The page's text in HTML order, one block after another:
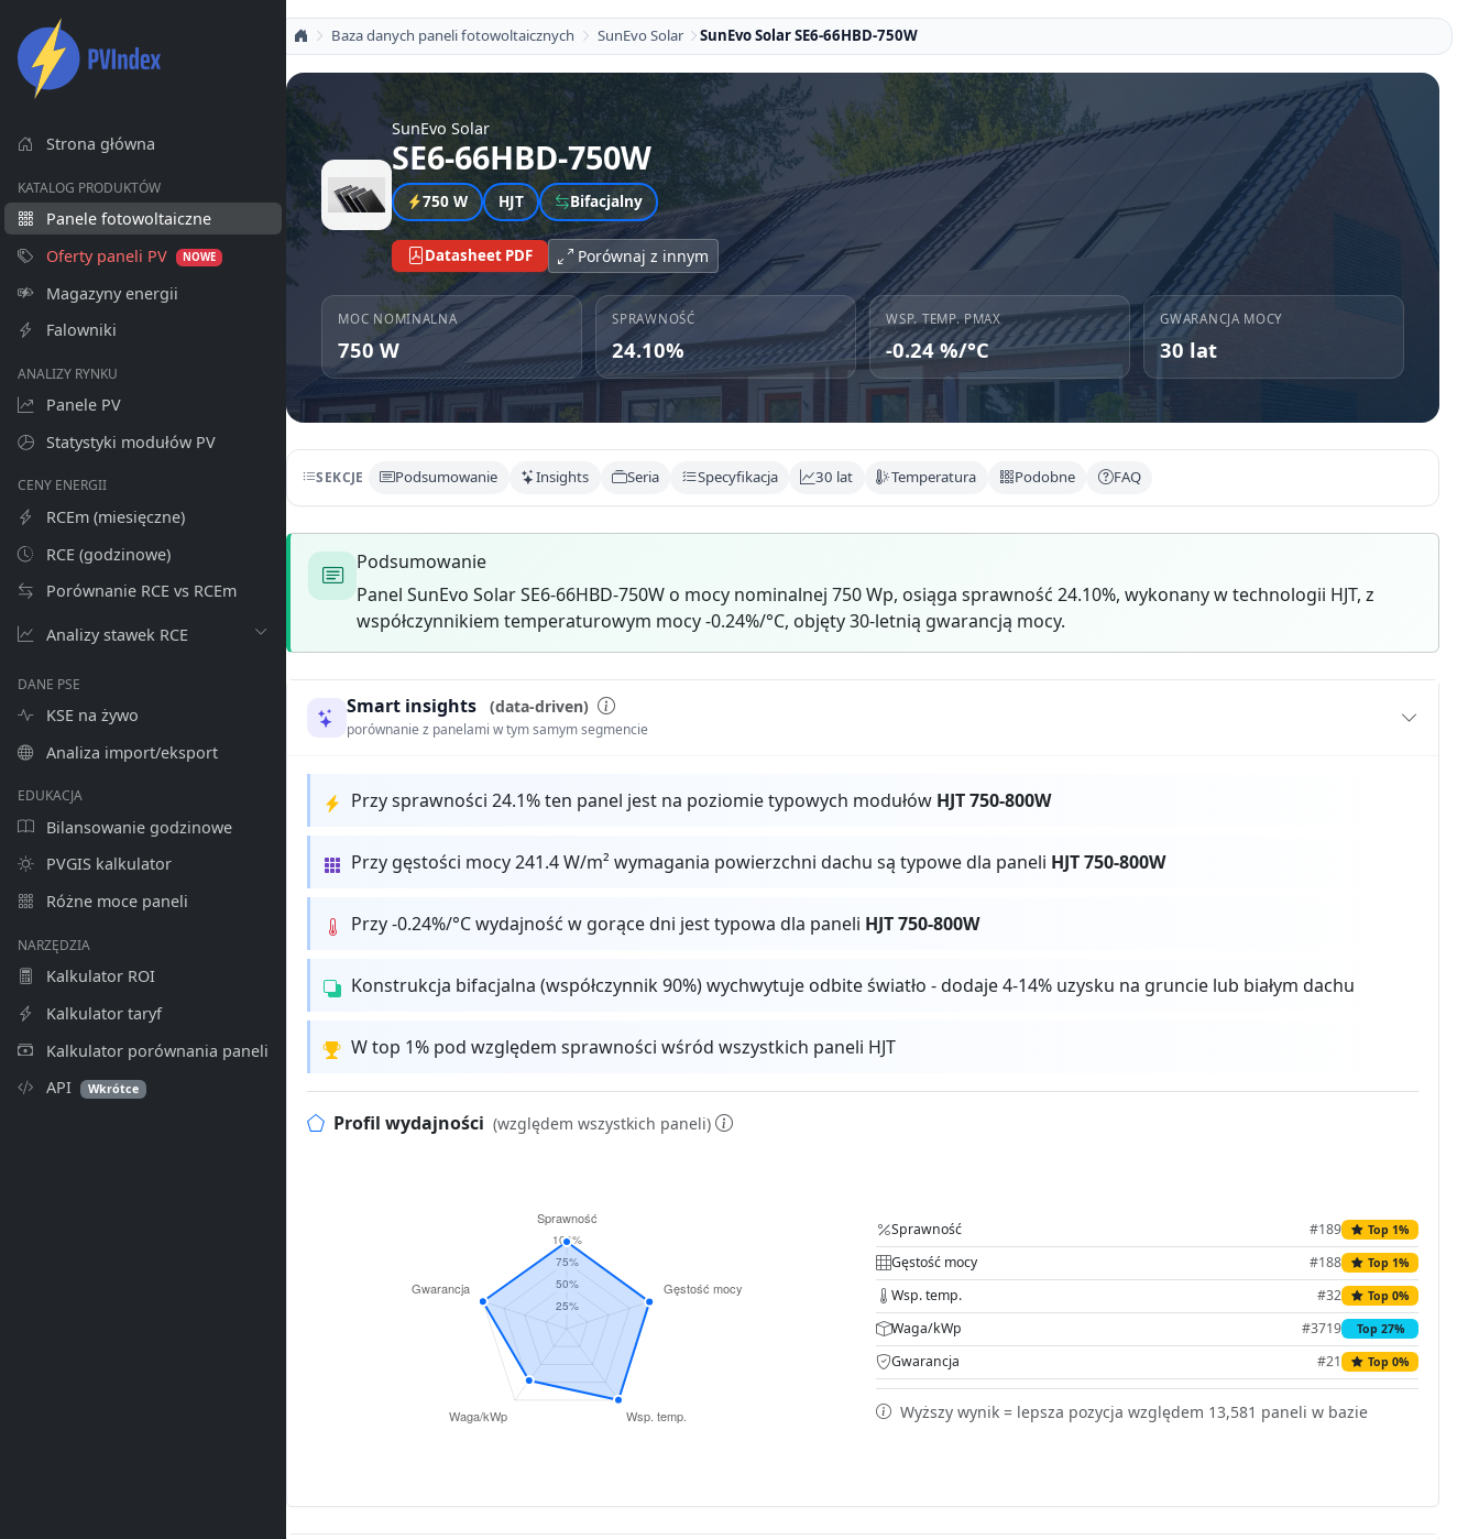
Strona główna
KATALOG PRODUKTÓW
Panele fotowoltaiczne
Oferty paneli PV
NOWE
Magazyny energii
Falowniki
ANALIZY RYNKU
Panele PV
Statystyki modułów PV
CENY ENERGII
RCEm (miesięczne)
RCE (godzinowe)
Porównanie RCE vs RCEm
Analizy stawek RCE
DANE PSE
KSE na żywo
Analiza import/eksport
EDUKACJA
Bilansowanie godzinowe
PVGIS kalkulator
Różne moce paneli
NARZĘDZIA
Kalkulator ROI
Kalkulator taryf
Kalkulator porównania paneli
API
Wkrótce
Baza danych paneli fotowoltaicznych SunEvo Solar SunEvo Solar SE6-66HBD-750W
SunEvo Solar
SE6-66HBD-750W
750 W HJT Bifacjalny
Datasheet PDF Porównaj z innym
MOC NOMINALNA
750 W
SPRAWNOŚĆ
24.10%
WSP. TEMP. PMAX
-0.24 %/°C
GWARANCJA MOCY
30 lat
SEKCJE Podsumowanie Insights Seria Specyfikacja 30 lat Temperatura Podobne FAQ
Podsumowanie
Panel SunEvo Solar SE6-66HBD-750W o mocy nominalnej 750 Wp, osiąga sprawność 24.10%, wykonany w technologii HJT, z
współczynnikiem temperaturowym mocy -0.24%/°C, objęty 30-letnią gwarancją mocy.
Smart insights (data-driven)
porównanie z panelami w tym samym segmencie
Przy sprawności 24.1% ten panel jest na poziomie typowych modułów HJT 750-800W
Przy gęstości mocy 241.4 W/m² wymagania powierzchni dachu są typowe dla paneli HJT 750-800W
Przy -0.24%/°C wydajność w gorące dni jest typowa dla paneli HJT 750-800W
Konstrukcja bifacjalna (współczynnik 90%) wychwytuje odbite światło - dodaje 4-14% uzysku na gruncie lub białym dachu
W top 1% pod względem sprawności wśród wszystkich paneli HJT
Profil wydajności (względem wszystkich paneli)
Sprawność #189 Top 1%
Gęstość mocy #188 Top 1%
Wsp. temp. #32 Top 0%
Waga/kWp #3719 Top 27%
Gwarancja #21 Top 0%
Wyższy wynik = lepsza pozycja względem 13,581 paneli w bazie